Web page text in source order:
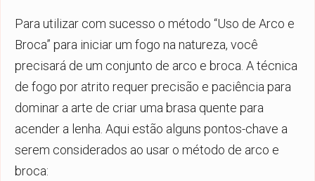
Para utilizar com sucesso o método “Uso de Arco e
Broca” para iniciar um fogo na natureza, você
precisará de um conjunto de arco e broca. A técnica
de fogo por atrito requer precisão e paciência para
dominar a arte de criar uma brasa quente para
acender a lenha. Aqui estão alguns pontos-chave a
serem considerados ao usar o método de arco e
broca: